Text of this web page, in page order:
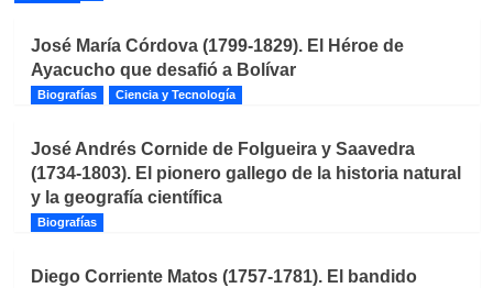
José María Córdova (1799-1829). El Héroe de
Ayacucho que desafió a Bolívar
Biografías Ciencia y Tecnología
José Andrés Cornide de Folgueira y Saavedra
(1734-1803). El pionero gallego de la historia natural
y la geografía científica
Biografías
Diego Corriente Matos (1757-1781). El bandido